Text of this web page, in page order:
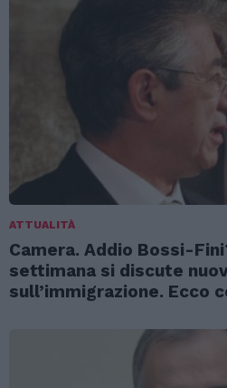
ATTUALITÀ
Camera. Addio Bossi-
settimana si discute
sull’immigrazione. Ecco